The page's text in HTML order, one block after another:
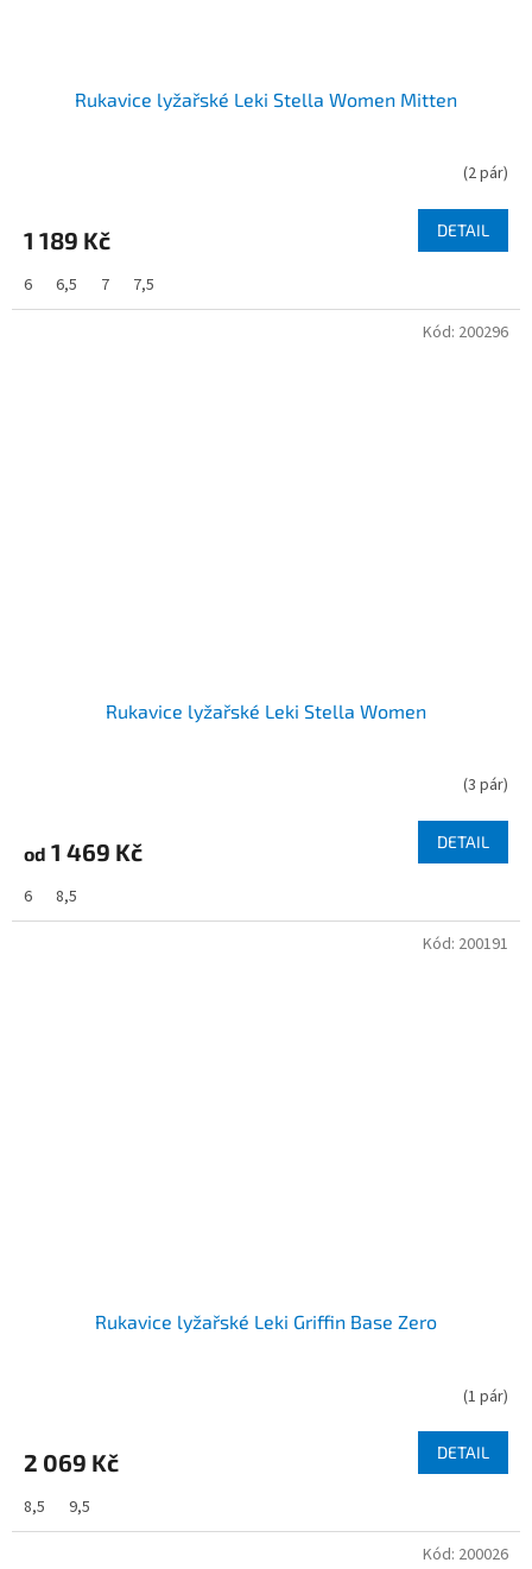
Rukavice lyžařské Leki Stella Women Mitten
(2 pár)
1 189 Kč DETAIL
6 6,5 7 7,5
Rukavice lyžařské Leki Stella Women
(3 pár)
od 1 469 Kč DETAIL
6 8,5
Kód: 200296
Rukavice lyžařské Leki Griffin Base Zero
(1 pár)
2 069 Kč DETAIL
8,5 9,5
Kód: 200191
Kód: 200026